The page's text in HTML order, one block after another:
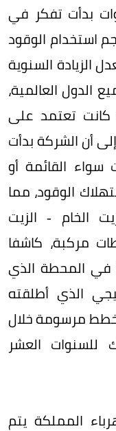
الشركة قبل 10 سنوات بدأت تفكر في
استخدام الوقود
الزيادة السنوية
جميع الدول العالمية،
كانت تعتمد على
أن الشركة بدأت
القائمة أو
الوقود، مما
الخام - الزيت
مركبة، كاشفا
في المحطة الذي
الذي أطلقته
خطط مرسومة خلال
للسنوات العشر
المملكة يتم